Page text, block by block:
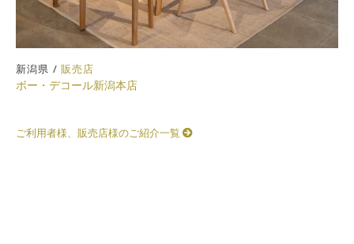
新潟県 /販売店
ボー・デコール新潟本店
ご利用者様、販売店様のご紹介一覧